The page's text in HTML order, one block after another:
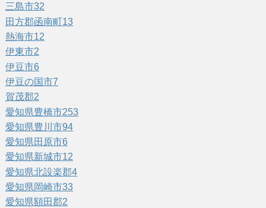
三島市32
田方郡函南町13
熱海市12
伊東市2
伊豆市6
伊豆の国市7
賀茂郡2
愛知県豊橋市253
愛知県豊川市94
愛知県田原市6
愛知県新城市12
愛知県北設楽郡4
愛知県岡崎市33
愛知県額田郡2